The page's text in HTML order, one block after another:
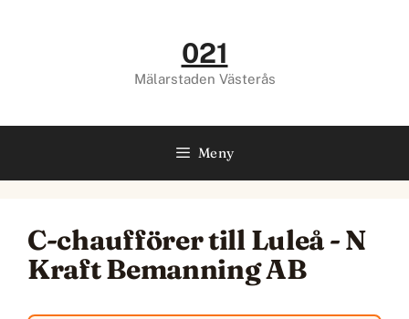
021
Mälarstaden Västerås
Meny
C-chaufförer till Luleå - N
Kraft Bemanning AB